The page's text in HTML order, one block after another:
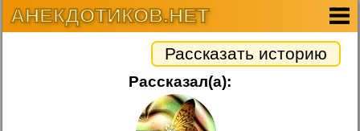
АНЕКДОТИКОВ.НЕТ
Рассказать историю
Рассказал(а):